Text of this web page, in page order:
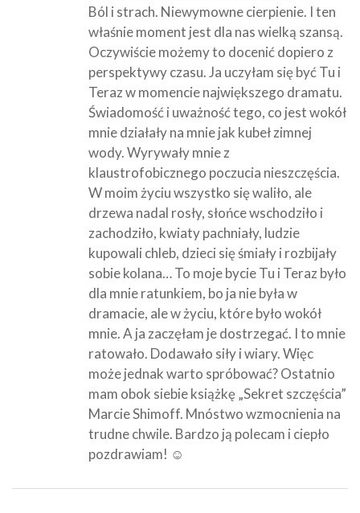
Ból i strach. Niewymowne cierpienie. I ten
właśnie moment jest dla nas wielką szansą.
Oczywiście możemy to docenić dopiero z
perspektywy czasu. Ja uczyłam się być Tu i
Teraz w momencie największego dramatu.
Świadomość i uważność tego, co jest wokół
mnie działały na mnie jak kubeł zimnej
wody. Wyrywały mnie z
klaustrofobicznego poczucia nieszczęścia.
W moim życiu wszystko się waliło, ale
drzewa nadal rosły, słońce wschodziło i
zachodziło, kwiaty pachniały, ludzie
kupowali chleb, dzieci się śmiały i rozbijały
sobie kolana… To moje bycie Tu i Teraz było
dla mnie ratunkiem, bo ja nie była w
dramacie, ale w życiu, które było wokół
mnie. A ja zaczęłam je dostrzegać. I to mnie
ratowało. Dodawało siły i wiary. Więc
może jednak warto spróbować? Ostatnio
mam obok siebie książkę „Sekret szczęścia”
Marcie Shimoff. Mnóstwo wzmocnienia na
trudne chwile. Bardzo ją polecam i ciepło
pozdrawiam! ☺